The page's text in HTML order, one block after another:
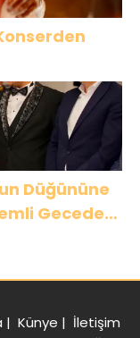
Düğününe
Gecede
| Künye | İletişim